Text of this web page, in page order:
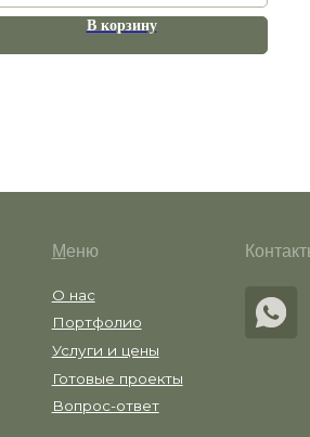
В корзину
Юридические документы